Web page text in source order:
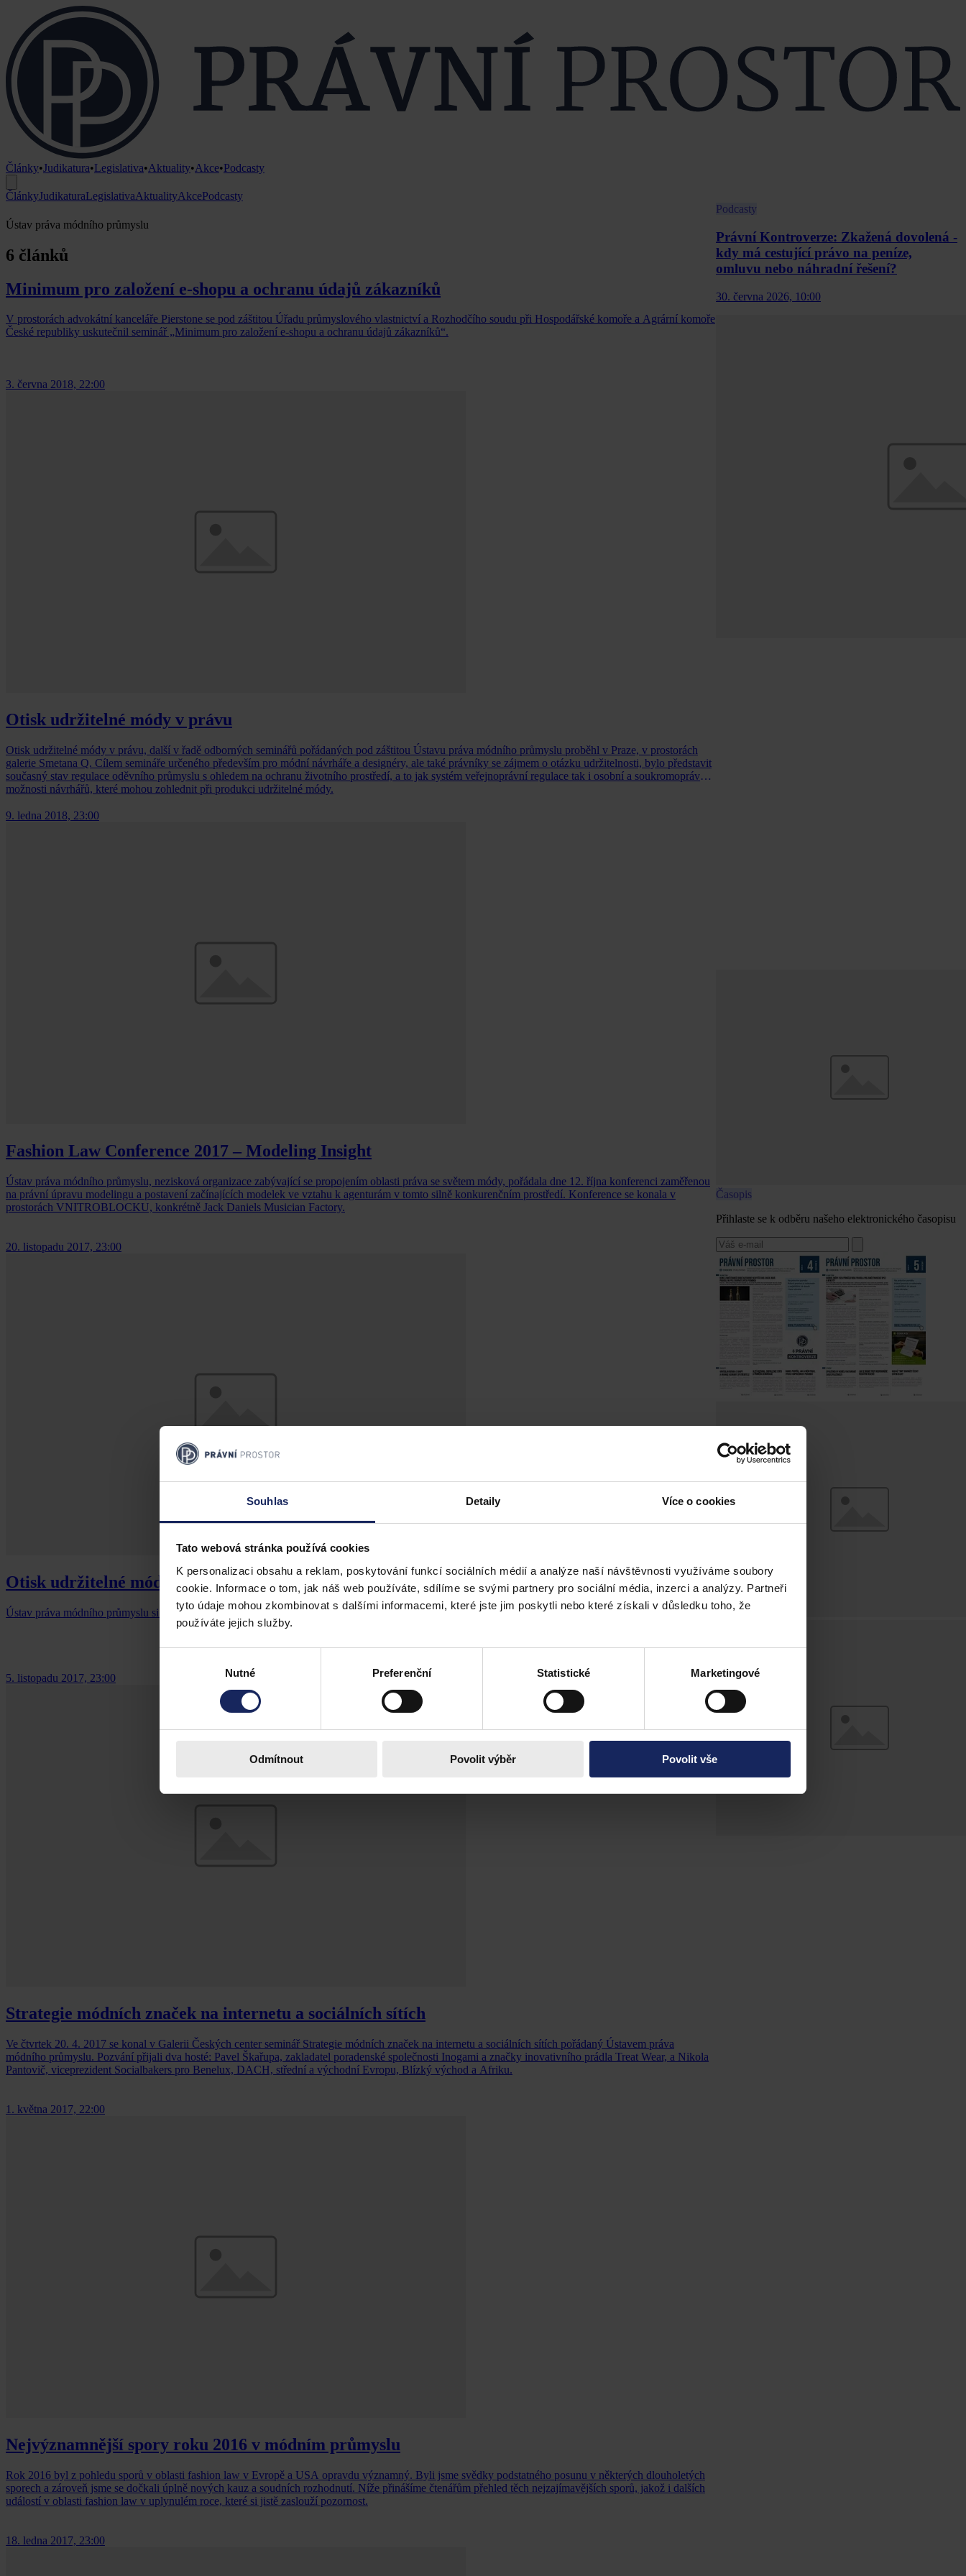
Souhlas Detaily Více o cookies
Tato webová stránka používá cookies
K personalizaci obsahu a reklam, poskytování funkcí sociálních médií a analýze naší návštěvnosti využíváme soubory
cookie. Informace o tom, jak náš web používáte, sdílíme se svými partnery pro sociální média, inzerci a analýzy. Partneři
tyto údaje mohou zkombinovat s dalšími informacemi, které jste jim poskytli nebo které získali v důsledku toho, že
používáte jejich služby.
Nutné Preferenční Statistické Marketingové
Odmítnout Povolit výběr Povolit vše
Články•Judikatura•Legislativa•Aktuality•Akce•Podcasty
ČlánkyJudikaturaLegislativaAktualityAkcePodcasty
Ústav práva módního průmyslu
6 článků
Minimum pro založení e-shopu a ochranu údajů zákazníků
V prostorách advokátní kanceláře Pierstone se pod záštitou Úřadu průmyslového vlastnictví a Rozhodčího soudu při Hospodářské komoře a Agrární komoře
České republiky uskutečnil seminář „Minimum pro založení e-shopu a ochranu údajů zákazníků“.
3. června 2018, 22:00
Otisk udržitelné módy v právu
Otisk udržitelné módy v právu, další v řadě odborných seminářů pořádaných pod záštitou Ústavu práva módního průmyslu proběhl v Praze, v prostorách
galerie Smetana Q. Cílem semináře určeného především pro módní návrháře a designéry, ale také právníky se zájmem o otázku udržitelnosti, bylo představit
současný stav regulace oděvního průmyslu s ohledem na ochranu životního prostředí, a to jak systém veřejnoprávní regulace tak i osobní a soukromoprávní
možnosti návrhářů, které mohou zohlednit při produkci udržitelné módy.
9. ledna 2018, 23:00
Fashion Law Conference 2017 – Modeling Insight
Ústav práva módního průmyslu, nezisková organizace zabývající se propojením oblasti práva se světem módy, pořádala dne 12. října konferenci zaměřenou
na právní úpravu modelingu a postavení začínajících modelek ve vztahu k agenturám v tomto silně konkurenčním prostředí. Konference se konala v
prostorách VNITROBLOCKU, konkrétně Jack Daniels Musician Factory.
20. listopadu 2017, 23:00
Otisk udržitelné módy v právu aneb jak tvořit zodpovědně
Ústav práva módního průmyslu si Vás dovoluje pozvat na seminář na téma "Otisk udržitelné módy v právu aneb jak tvořit zodpovědně".
5. listopadu 2017, 23:00
Strategie módních značek na internetu a sociálních sítích
Ve čtvrtek 20. 4. 2017 se konal v Galerii Českých center seminář Strategie módních značek na internetu a sociálních sítích pořádaný Ústavem práva
módního průmyslu. Pozvání přijali dva hosté: Pavel Škařupa, zakladatel poradenské společnosti Inogami a značky inovativního prádla Treat Wear, a Nikola
Pantovič, viceprezident Socialbakers pro Benelux, DACH, střední a východní Evropu, Blízký východ a Afriku.
1. května 2017, 22:00
Nejvýznamnější spory roku 2016 v módním průmyslu
Rok 2016 byl z pohledu sporů v oblasti fashion law v Evropě a USA opravdu významný. Byli jsme svědky podstatného posunu v některých dlouholetých
sporech a zároveň jsme se dočkali úplně nových kauz a soudních rozhodnutí. Níže přinášíme čtenářům přehled těch nejzajímavějších sporů, jakož i dalších
událostí v oblasti fashion law v uplynulém roce, které si jistě zaslouží pozornost.
18. ledna 2017, 23:00
Podcasty
Právní Kontroverze: Zkažená dovolená -
kdy má cestující právo na peníze,
omluvu nebo náhradní řešení?
30. června 2026, 10:00
Časopis
Přihlaste se k odběru našeho elektronického časopisu